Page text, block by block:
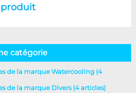
produit
catégorie
de la marque Watercooling (4
de la marque Divers (4 articles)